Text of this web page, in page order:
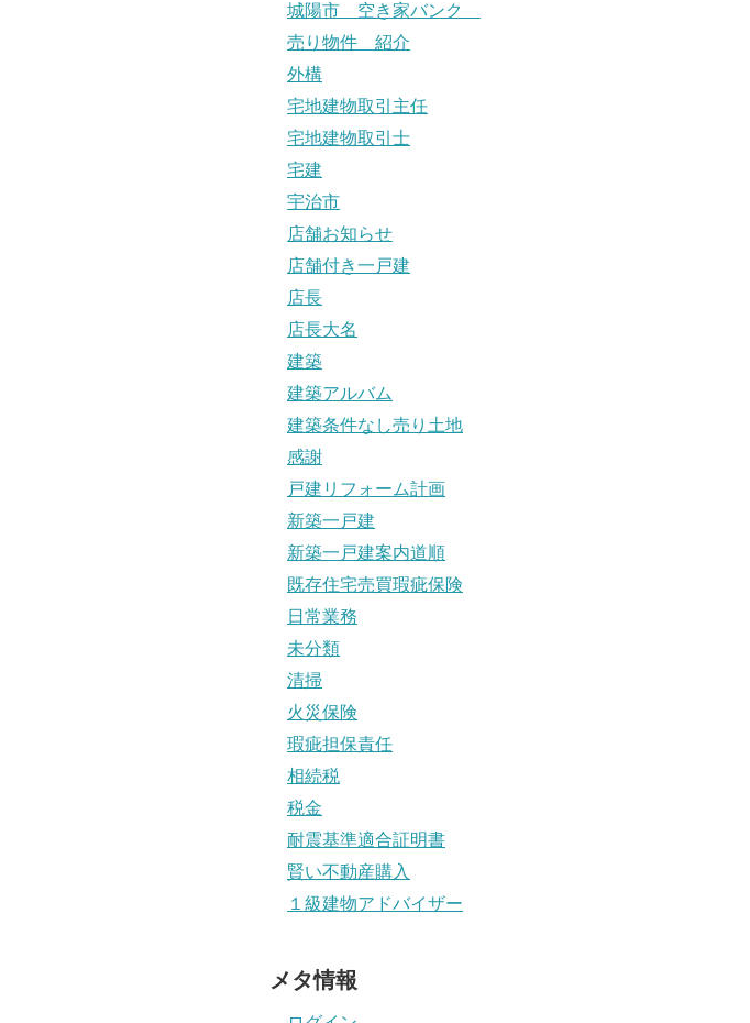
城陽市 空き家バンク
売り物件 紹介
外構
宅地建物取引主任
宅地建物取引士
宅建
宇治市
店舗お知らせ
店舗付き一戸建
店長
店長大名
建築
建築アルバム
建築条件なし売り土地
感謝
戸建リフォーム計画
新築一戸建
新築一戸建案内道順
既存住宅売買瑕疵保険
日常業務
未分類
清掃
火災保険
瑕疵担保責任
相続税
税金
耐震基準適合証明書
賢い不動産購入
１級建物アドバイザー
メタ情報